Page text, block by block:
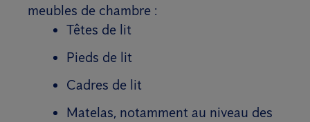
meubles de chambre :
Têtes de lit
Pieds de lit
Cadres de lit
Matelas, notamment au niveau des